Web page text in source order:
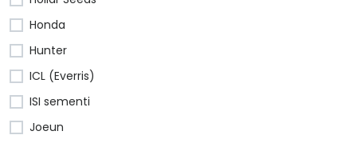
Honda
Hunter
ICL (Everris)
ISI sementi
Joeun